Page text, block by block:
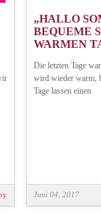
„HALLO
BEQUEME
WARMEN
Die letzten Tage
wird wieder warm,
Tage lassen einen
Juni 04, 2017